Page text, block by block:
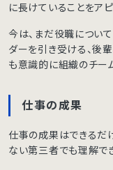
に長けていることをア
今は、まだ役職につい
ダーを引き受ける、後
も意識的に組織のチー
仕事の成果
仕事の成果はできるだ
ない第三者でも理解で